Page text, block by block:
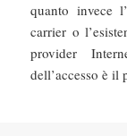
quanto invece
carrier o
provider
dell’accesso è il